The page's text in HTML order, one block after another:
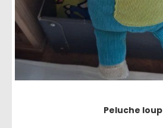
Peluche loup